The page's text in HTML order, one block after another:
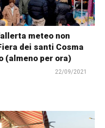
meteo non
dei santi Cosma
(almeno per ora)
22/09/2021